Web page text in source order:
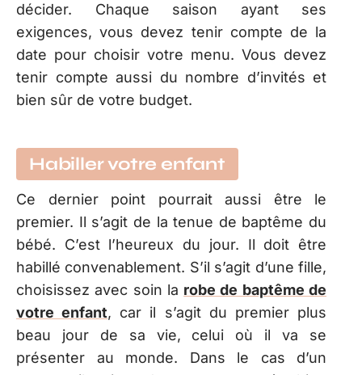
décider. Chaque saison ayant ses
exigences, vous devez tenir compte de la
date pour choisir votre menu. Vous devez
tenir compte aussi du nombre d’invités et
bien sûr de votre budget.
Habiller votre enfant
Ce dernier point pourrait aussi être le
premier. Il s’agit de la tenue de baptême du
bébé. C’est l’heureux du jour. Il doit être
habillé convenablement. S’il s’agit d’une fille,
choisissez avec soin la robe de baptême de
votre enfant, car il s’agit du premier plus
beau jour de sa vie, celui où il va se
présenter au monde. Dans le cas d’un